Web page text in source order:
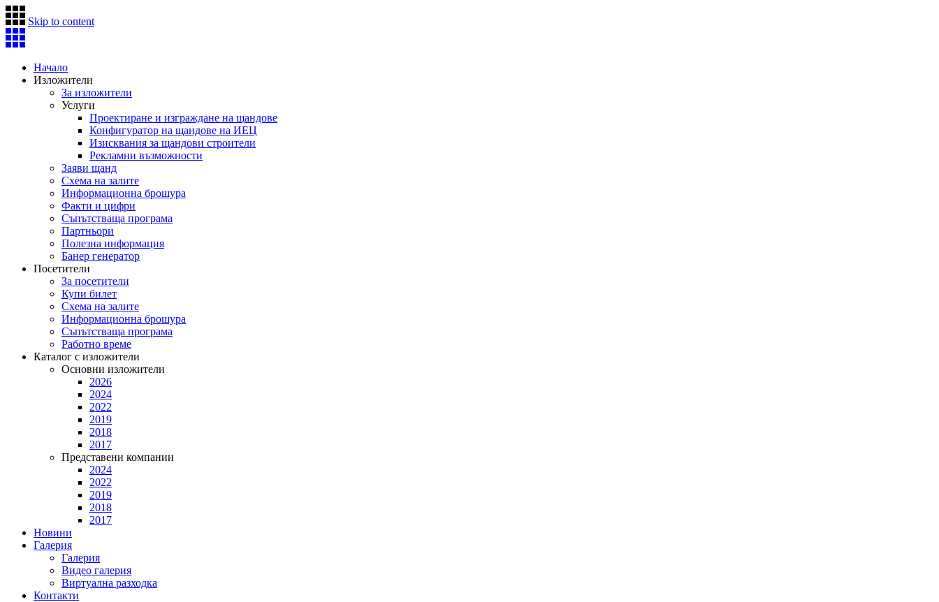
Skip to content
Начало
Изложители
За изложители
Услуги
Проектиране и изграждане на щандове
Конфигуратор на щандове на ИЕЦ
Изисквания за щандови строители
Рекламни възможности
Заяви щанд
Схема на залите
Информационна брошура
Факти и цифри
Съпътстваща програма
Партньори
Полезна информация
Банер генератор
Посетители
За посетители
Купи билет
Схема на залите
Информационна брошура
Съпътстваща програма
Работно време
Каталог с изложители
Основни изложители
2026
2024
2022
2019
2018
2017
Представени компании
2024
2022
2019
2018
2017
Новини
Галерия
Галерия
Видео галерия
Виртуална разходка
Контакти